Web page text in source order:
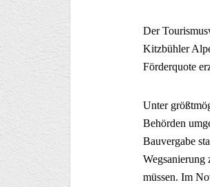
Der
Kitzbühler
Förderquote
Unter
Behörden
Bauvergabe
Wegsanierung
müssen. Im